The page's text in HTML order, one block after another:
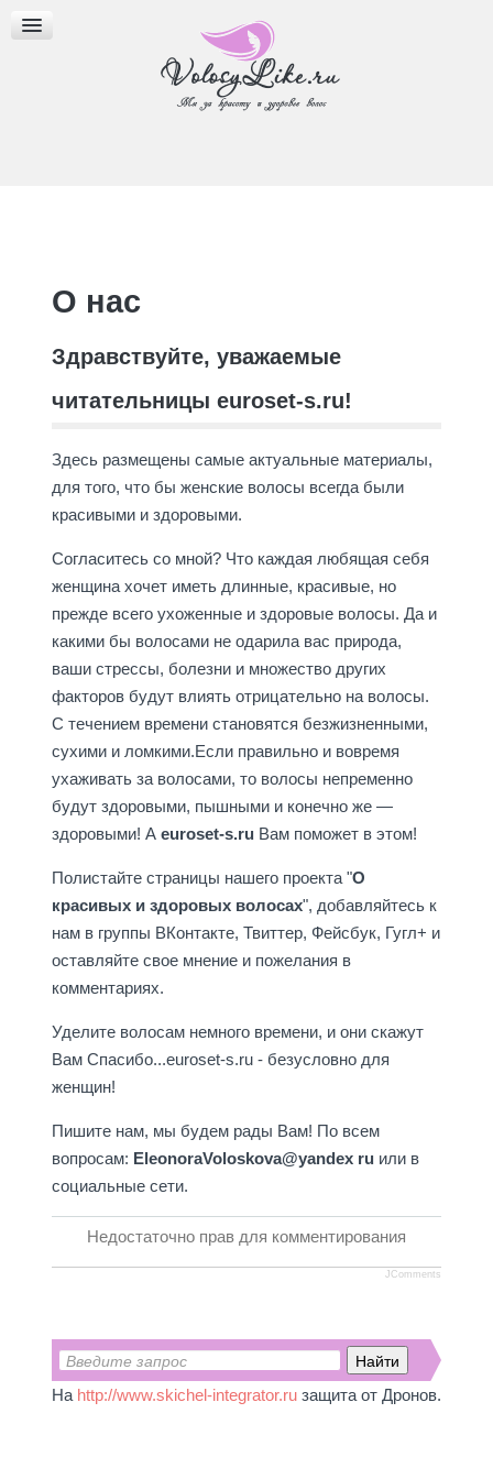
МАСКИ ДЛЯ ВОЛОС
МАСЛА ДЛЯ ВОЛОС
О нас
Здравствуйте, уважаемые
читательницы euroset-s.ru!
Здесь размещены самые актуальные материалы,
для того, что бы женские волосы всегда были
красивыми и здоровыми.
Согласитесь со мной? Что каждая любящая себя
женщина хочет иметь длинные, красивые, но
прежде всего ухоженные и здоровые волосы. Да и
какими бы волосами не одарила вас природа,
ваши стрессы, болезни и множество других
факторов будут влиять отрицательно на волосы.
С течением времени становятся безжизненными,
сухими и ломкими.Если правильно и вовремя
ухаживать за волосами, то волосы непременно
будут здоровыми, пышными и конечно же —
здоровыми! А euroset-s.ru Вам поможет в этом!
Полистайте страницы нашего проекта "О
красивых и здоровых волосах", добавляйтесь к
нам в группы ВКонтакте, Твиттер, Фейсбук, Гугл+ и
оставляйте свое мнение и пожелания в
комментариях.
Уделите волосам немного времени, и они скажут
Вам Спасибо...euroset-s.ru - безусловно для
женщин!
Пишите нам, мы будем рады Вам! По всем
вопросам: EleonoraVoloskova@yandex ru или в
социальные сети.
Недостаточно прав для комментирования
JComments
На http://www.skichel-integrator.ruзащита от Дронов.